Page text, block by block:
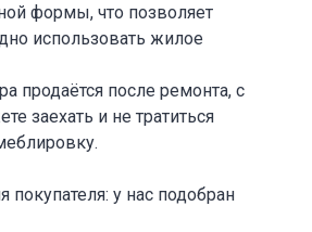
формы, что позволяет
использовать жилое
продаётся после ремонта, с
заехать и не тратиться
у нас подобран